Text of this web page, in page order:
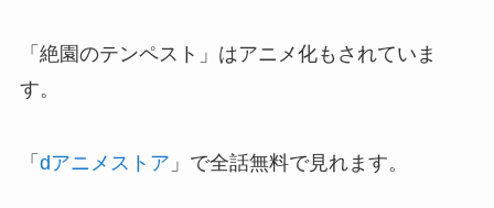
「絶園のテンペスト」はアニメ化もされていま
す。
「 dアニメストア 」で全話無料で見れます。